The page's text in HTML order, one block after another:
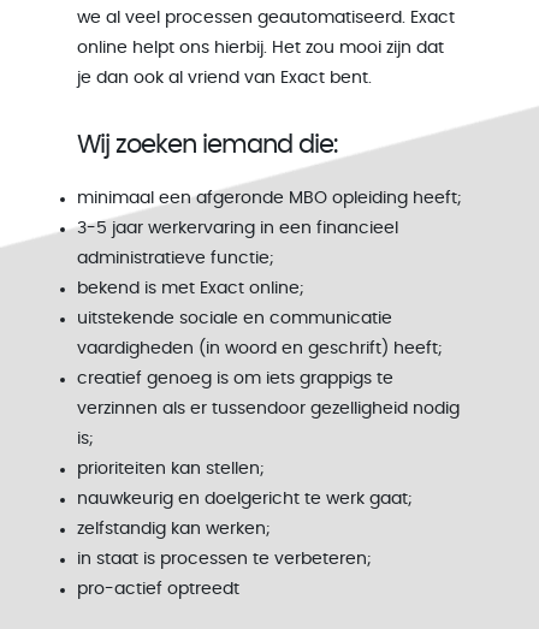
we al veel processen geautomatiseerd. Exact
online helpt ons hierbij. Het zou mooi zijn dat
je dan ook al vriend van Exact bent.
Wij zoeken iemand die:
minimaal een afgeronde MBO opleiding heeft;
3-5 jaar werkervaring in een financieel
administratieve functie;
bekend is met Exact online;
uitstekende sociale en communicatie
vaardigheden (in woord en geschrift) heeft;
creatief genoeg is om iets grappigs te
verzinnen als er tussendoor gezelligheid nodig
is;
prioriteiten kan stellen;
nauwkeurig en doelgericht te werk gaat;
zelfstandig kan werken;
in staat is processen te verbeteren;
pro-actief optreedt